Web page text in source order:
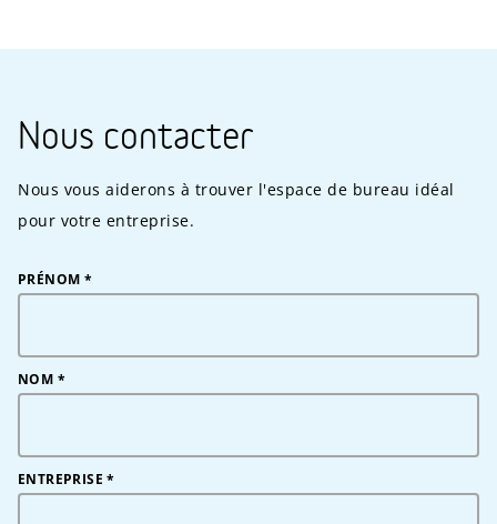
Nous contacter
Nous vous aiderons à trouver l'espace de bureau idéal
pour votre entreprise.
PRÉNOM *
NOM *
ENTREPRISE *